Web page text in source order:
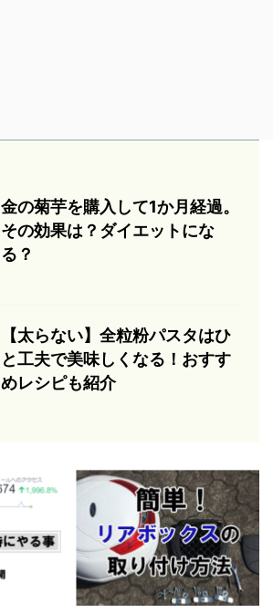
金の菊芋を購入して1か月経過。
その効果は？ダイエットにな
る？
【太らない】全粒粉パスタはひ
と工夫で美味しくなる！おすす
めレシピも紹介